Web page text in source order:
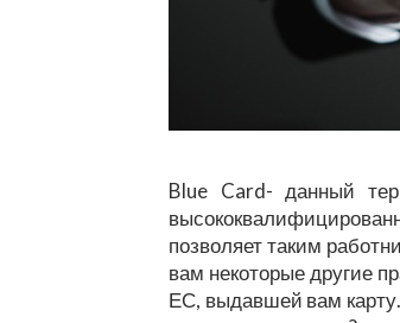
Blue Card- данный
позволяет таким
вам некоторые другие
ЕС, выдавшей вам